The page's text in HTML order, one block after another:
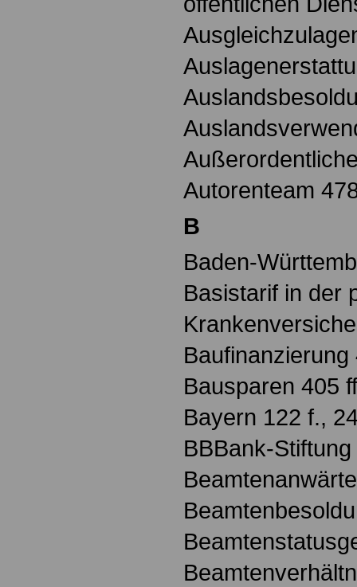
Autorenteam
B
Baden-
Basistarif in der
Baufinanzierung
Bausparen 405
Bayern 122 f.,
BBBank-Stiftung